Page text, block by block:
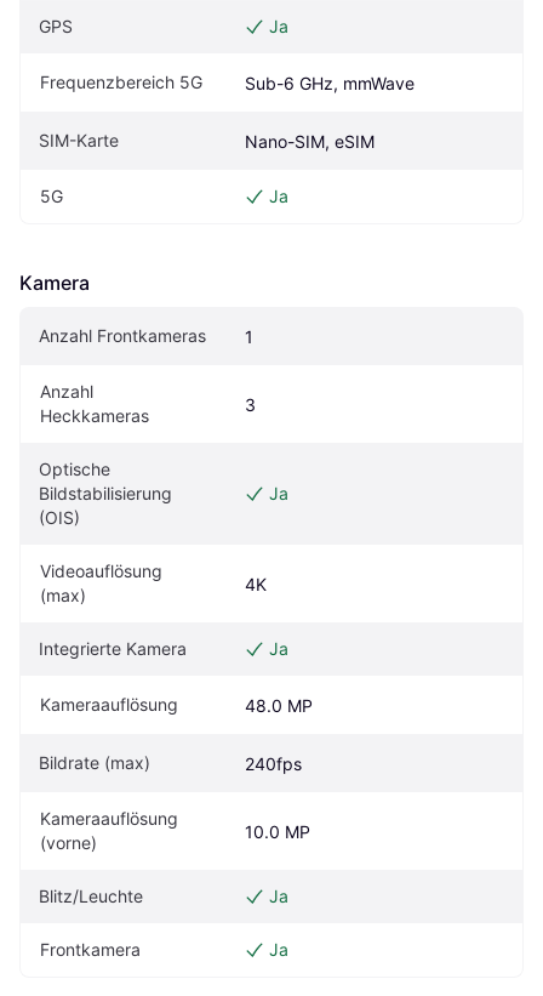
GPS Ja
Frequenzbereich 5G Sub-6 GHz, mmWave
SIM-Karte Nano-SIM, eSIM
5G Ja
Kamera
Anzahl Frontkameras 1
Anzahl
Heckkameras
3
Optische
Bildstabilisierung
(OIS)
Ja
Videoauflösung
(max)
4K
Integrierte Kamera Ja
Kameraauflösung 48.0 MP
Bildrate (max) 240fps
Kameraauflösung
(vorne)
10.0 MP
Blitz/Leuchte Ja
Frontkamera Ja